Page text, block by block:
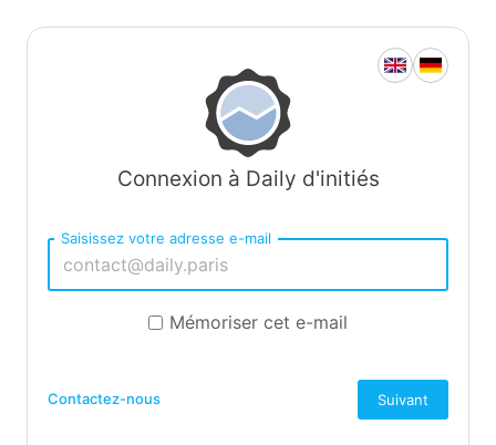
Connexion à Daily d'initiés
Saisissez votre adresse e-mail
Mémoriser cet e-mail
Contactez-nous Suivant